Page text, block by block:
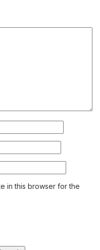
in this browser for the